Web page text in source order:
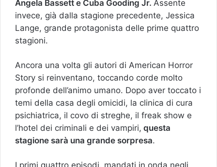
Angela Bassett e Cuba Gooding Jr. Assente
invece, già dalla stagione precedente, Jessica
Lange, grande protagonista delle prime quattro
stagioni.
Ancora una volta gli autori di American Horror
Story si reinventano, toccando corde molto
profonde dell’animo umano. Dopo aver toccato i
temi della casa degli omicidi, la clinica di cura
psichiatrica, il covo di streghe, il freak show e
l’hotel dei criminali e dei vampiri, questa
stagione sarà una grande sorpresa.